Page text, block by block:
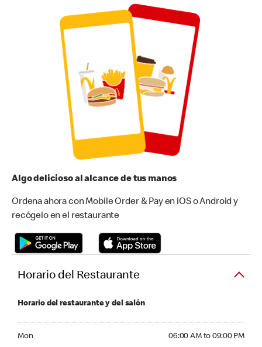
Algo delicioso al alcance de tus manos
Ordena ahora con Mobile Order & Pay en iOS o Android y
recógelo en el restaurante
Horario del Restaurante
Horario del restaurante y del salón
Mon 06:00 AM to 09:00 PM